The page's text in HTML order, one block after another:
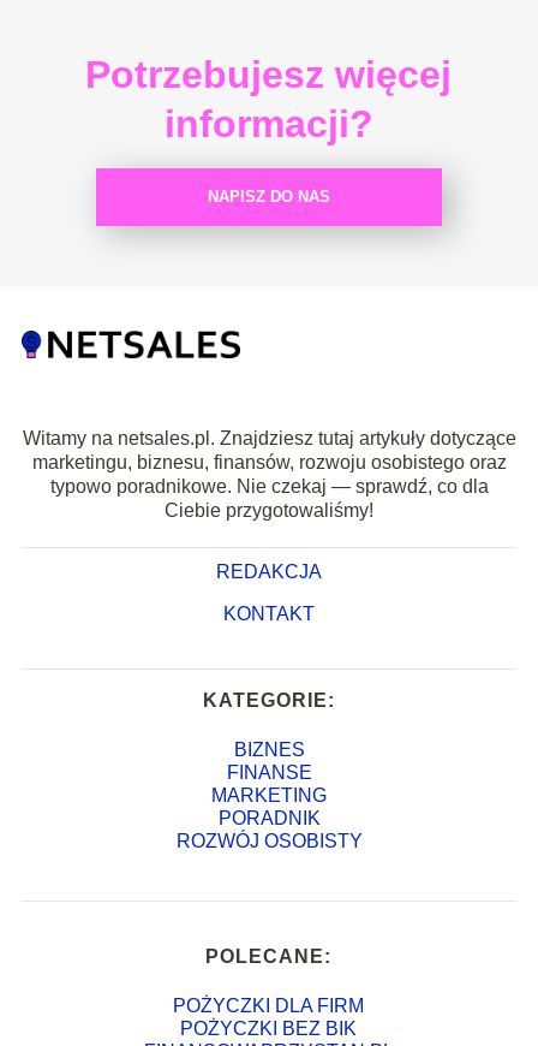
Potrzebujesz więcej
informacji?
NAPISZ DO NAS
Witamy na netsales.pl. Znajdziesz tutaj artykuły dotyczące
marketingu, biznesu, finansów, rozwoju osobistego oraz
typowo poradnikowe. Nie czekaj — sprawdź, co dla
Ciebie przygotowaliśmy!
REDAKCJA
KONTAKT
KATEGORIE:
BIZNES
FINANSE
MARKETING
PORADNIK
ROZWÓJ OSOBISTY
POLECANE:
POŻYCZKI DLA FIRM
POŻYCZKI BEZ BIK